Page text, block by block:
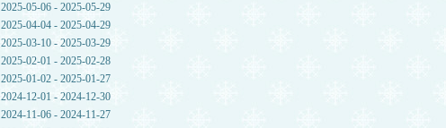
2025-05-06 - 2025-05-29
2025-04-04 - 2025-04-29
2025-03-10 - 2025-03-29
2025-02-01 - 2025-02-28
2025-01-02 - 2025-01-27
2024-12-01 - 2024-12-30
2024-11-06 - 2024-11-27